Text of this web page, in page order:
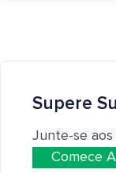
Supere
Junte-se aos
Comece